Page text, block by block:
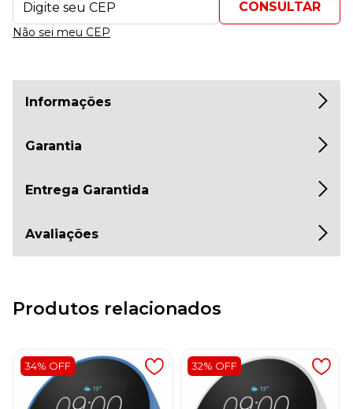
Não sei meu CEP
Informações
Garantia
Entrega Garantida
Avaliações
Produtos relacionados
34% OFF 32% OFF